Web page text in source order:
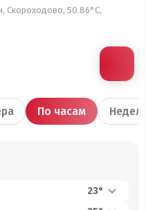
Скороходово, 50.86°С,
По часам
23°